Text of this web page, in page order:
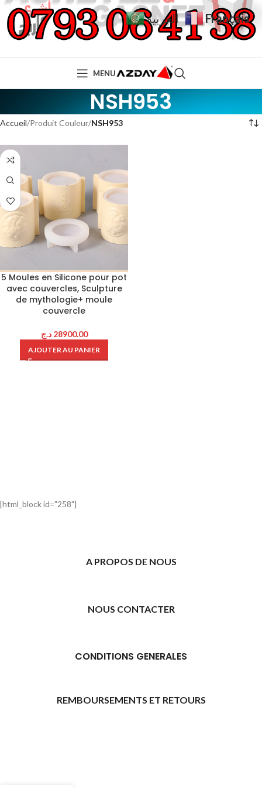
MENU
NSH953
Accueil Produit Couleur NSH953
5 Moules en Silicone pour pot
avec couvercles, Sculpture
de mythologie+ moule
couvercle
28900.00 د.ج
AJOUTER AU PANIER
[html_block id="258"]
A PROPOS DE NOUS
NOUS CONTACTER
CONDITIONS GENERALES
REMBOURSEMENTS ET RETOURS
العربية Français